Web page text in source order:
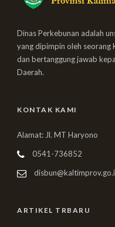
Dinas Perkebunan adalah
yang dipimpin oleh seorang
dan bertanggung jawab
Daerah.
KONTAK KAMI
Alamat: Jl. MT Haryono
0541-736852
ARTIKEL TRBARU